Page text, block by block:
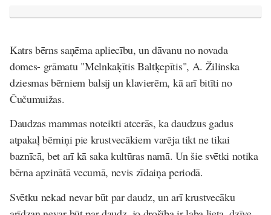
Katrs bērns saņēma apliecību, un dāvanu no novada
domes- grāmatu "Melnkaķītis Baltķepītis", A. Žilinska
dziesmas bērniem balsij un klavierēm, kā arī bitīti no
Čučumuižas.
Daudzas mammas noteikti atcerās, ka daudzus gadus
atpakaļ bērniņi pie krustvecākiem varēja tikt ne tikai
baznīcā, bet arī kā saka kultūras namā. Un šie svētki notika
bērna apzinātā vecumā, nevis zīdaiņa periodā.
Svētku nekad nevar būt par daudz, un arī krustvecāku